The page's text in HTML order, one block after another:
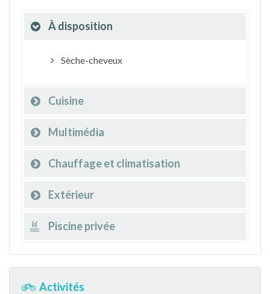
À disposition
Sèche-cheveux
Cuisine
Multimédia
Chauffage et climatisation
Extérieur
Piscine privée
Activités